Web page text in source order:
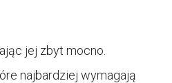
jej zbyt mocno.
najbardziej wymagają